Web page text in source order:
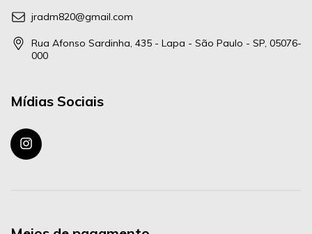
jradm820@gmail.com
Rua Afonso Sardinha, 435 - Lapa - São Paulo - SP, 05076-
000
Mídias Sociais